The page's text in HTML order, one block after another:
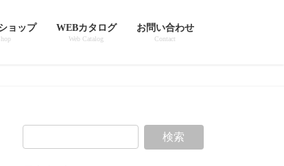
ョップ WEBカタログ
Web Catalog
お問い合わせ
Contact